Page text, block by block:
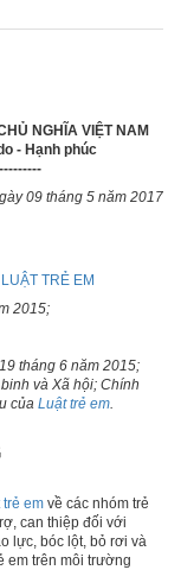
NGHĨA VIỆT NAM
- Hạnh phúc
09 tháng 5 năm 2017
LUẬT TRẺ EM
2015;
tháng 6 năm 2015;
và Xã hội; Chính
của Luật trẻ em
trẻ em về các nhóm trẻ
can thiệp đối với
lực, bóc lột, bỏ rơi và
em trên môi trường